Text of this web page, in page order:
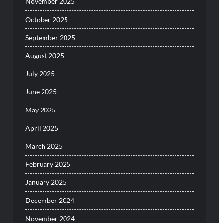
October 2025
September 2025
August 2025
July 2025
June 2025
May 2025
April 2025
March 2025
February 2025
January 2025
December 2024
November 2024